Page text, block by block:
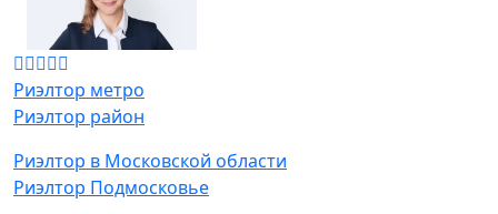
Риэлтор метро
Риэлтор район
Риэлтор в Московской области
Риэлтор Подмосковье